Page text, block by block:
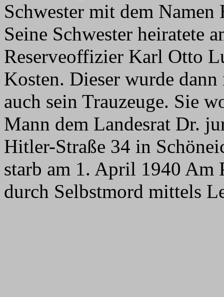
Schwester mit dem
Seine Schwester heiratete
Reserveoffizier Karl Otto
Kosten. Dieser wurde
auch sein Trauzeuge. Sie
Mann dem Landesrat Dr.
Hitler-Straße 34 in
starb am 1. April 1940 Am
durch Selbstmord mittels